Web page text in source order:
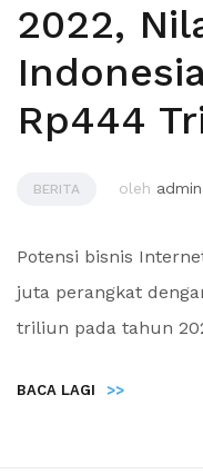
2022,
Rp444
BERITA oleh admin
Potensi bisnis
juta perangkat
triliun pada tahun
BACA LAGI >>